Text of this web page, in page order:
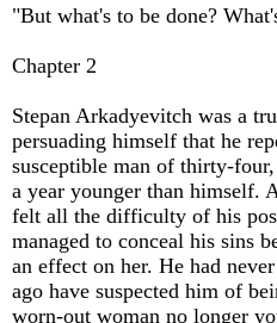
"But what's to be done?
Chapter 2
Stepan Arkadyevitch was a
persuading himself that he
susceptible man of thirty-
a year younger than himself.
felt all the difficulty of his
managed to conceal his sins
an effect on her. He had
ago have suspected him of
worn-out woman no longer